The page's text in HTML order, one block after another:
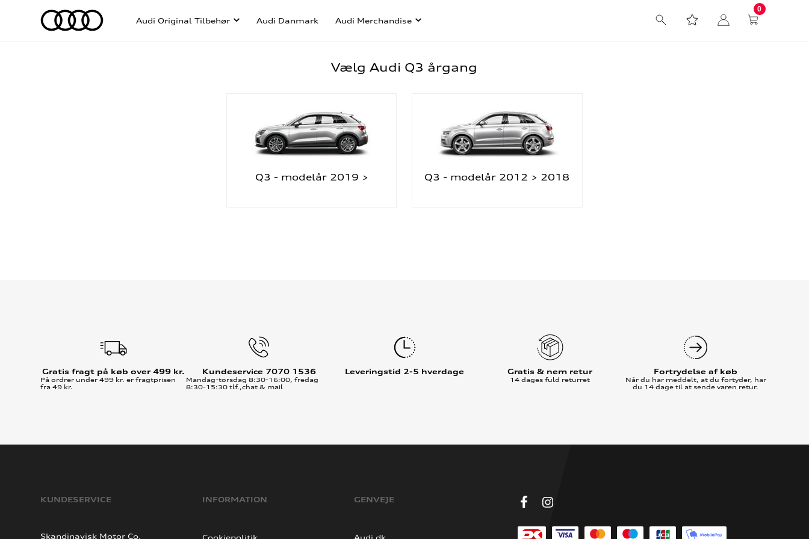
Audi Original Tilbehør Audi Danmark Audi Merchandise
0
Vælg Audi Q3 årgang
Q3 - modelår 2019 > Q3 - modelår 2012 > 2018
Gratis fragt på køb over 499 kr.
På ordrer under 499 kr. er fragtprisen
fra 49 kr.
Kundeservice 7070 1536
Mandag-torsdag 8:30-16:00, fredag
8:30-15:30 tlf.,chat & mail
Leveringstid 2-5 hverdage Gratis & nem retur
14 dages fuld returret
Fortrydelse af køb
Når du har meddelt, at du fortyder, har
du 14 dage til at sende varen retur.
KUNDESERVICE
Skandinavisk Motor Co.
INFORMATION GENVEJE